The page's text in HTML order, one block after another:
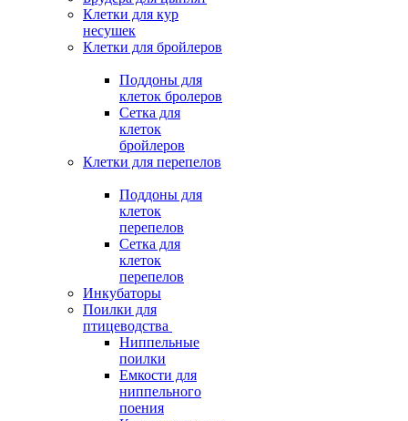
Клетки для кур
несушек
Клетки для бройлеров
Поддоны для
клеток бролеров
Сетка для
клеток
бройлеров
Клетки для перепелов
Поддоны для
клеток
перепелов
Сетка для
клеток
перепелов
Инкубаторы
Поилки для
птицеводства
Ниппельные
поилки
Емкости для
ниппельного
поения